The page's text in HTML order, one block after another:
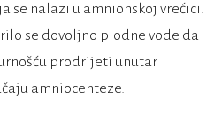
se nalazi u amnionskoj vrećici.
se dovoljno plodne vode da
prodrijeti unutar
amniocenteze.